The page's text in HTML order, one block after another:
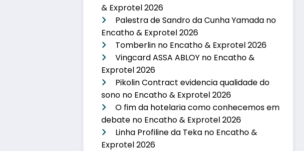
& Exprotel 2026
Palestra de Sandro da Cunha Yamada no
Encatho & Exprotel 2026
Tomberlin no Encatho & Exprotel 2026
Vingcard ASSA ABLOY no Encatho &
Exprotel 2026
Pikolin Contract evidencia qualidade do
sono no Encatho & Exprotel 2026
O fim da hotelaria como conhecemos em
debate no Encatho & Exprotel 2026
Linha Profiline da Teka no Encatho &
Exprotel 2026